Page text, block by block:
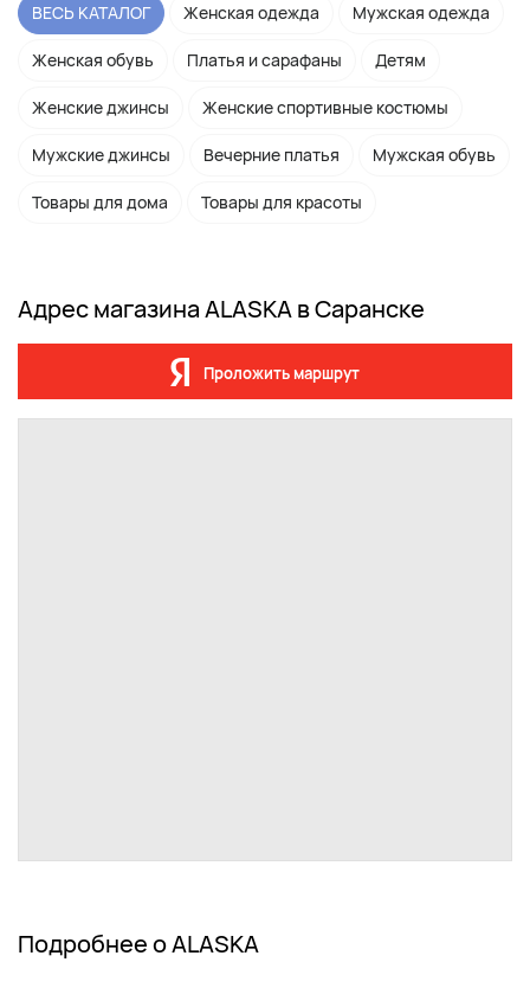
ВЕСЬ КАТАЛОГ Женская одежда Мужская одежда
Женская обувь Платья и сарафаны Детям
Женские джинсы Женские спортивные костюмы
Мужские джинсы Вечерние платья Мужская обувь
Товары для дома Товары для красоты
Адрес магазина ALASKA в Саранске
Проложить маршрут
Подробнее о ALASKA